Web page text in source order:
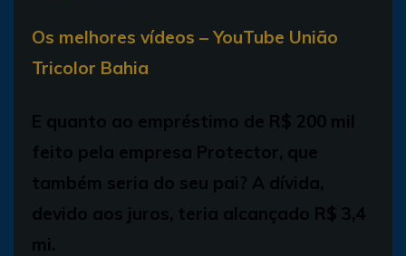
Os melhores vídeos – YouTube União
Tricolor Bahia
E quanto ao empréstimo de R$ 200 mil
feito pela empresa Protector, que
também seria do seu pai? A dívida,
devido aos juros, teria alcançado R$ 3,4
mi.